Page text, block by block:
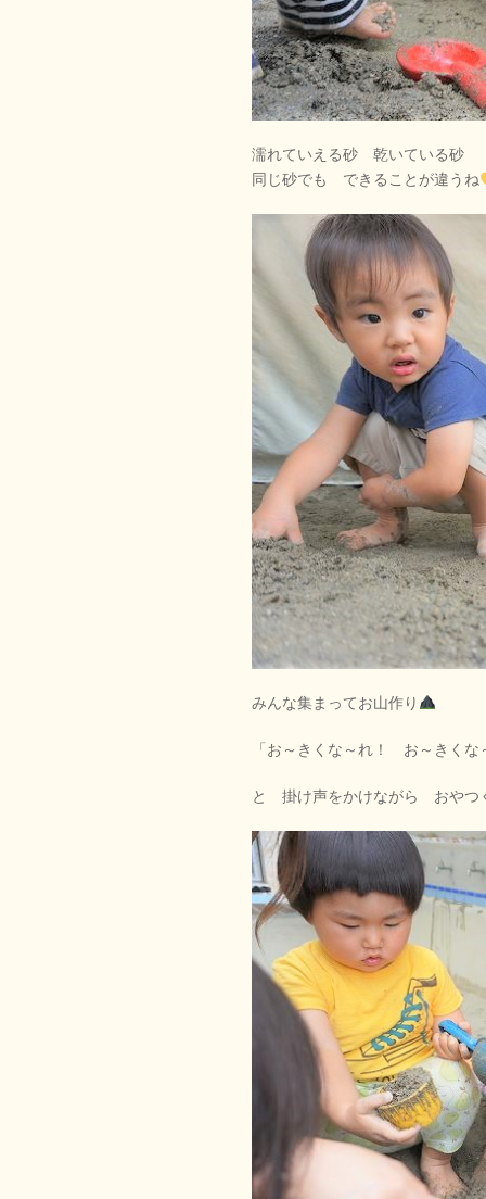
濡れていえる砂 乾いている砂
同じ砂でも できることが違うね
みんな集まってお山作り
「お～きくな～れ！ お～きくな
と 掛け声をかけながら おやつ